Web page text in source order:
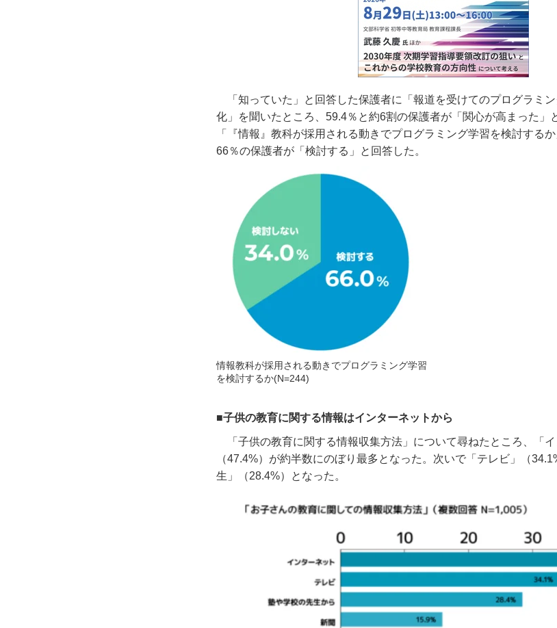
「知っていた」と回答した保護者に「報道を受けてのプログラミ
化」を聞いたところ、 59.4％と約6割の保護者が「関心が高まった」
「『情報』教科が採用される動きでプログラミング学習を検討するか
66％の保護者が「検討する」と回答した。
情報教科が採用される動きでプログラミング学習
を検討するか(N=244)
■子供の教育に関する情報はインターネットから
「子供の教育に関する情報収集方法」について尋ねたところ、「イ
（47.4%）が約半数にのぼり最多となった。次いで「テレビ」（
生」（28.4%）となった。